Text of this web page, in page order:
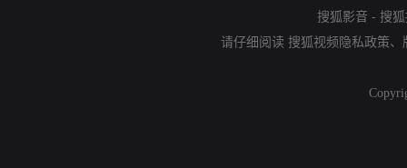
搜狐影音 - 搜
请仔细阅读 搜狐视频隐私政策、